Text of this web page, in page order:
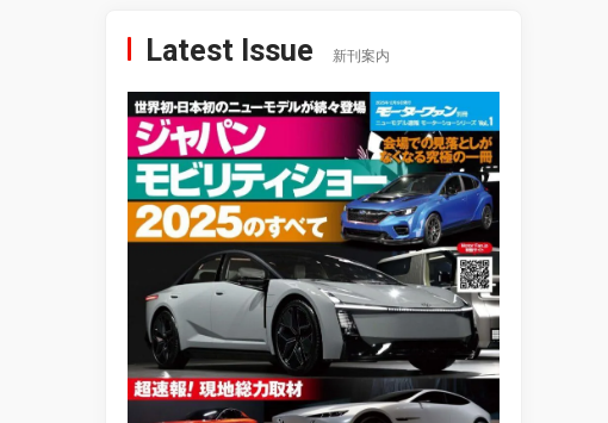
Latest Issue 新刊案内